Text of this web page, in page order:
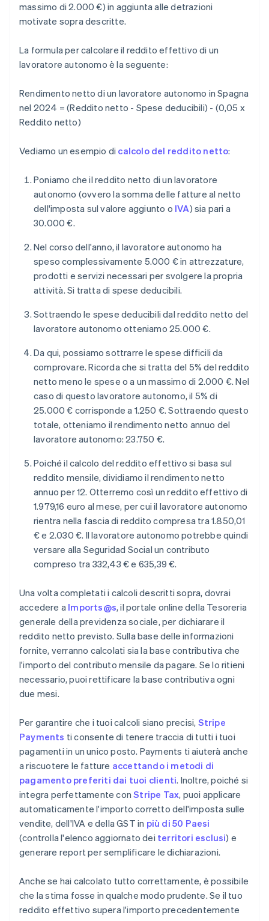
massimo di 2.000 €) in aggiunta alle detrazioni
motivate sopra descritte.
La formula per calcolare il reddito effettivo di un
lavoratore autonomo è la seguente:
Rendimento netto di un lavoratore autonomo in Spagna
nel 2024 = (Reddito netto - Spese deducibili) - (0,05 x
Reddito netto)
Vediamo un esempio di calcolo del reddito netto:
Poniamo che il reddito netto di un lavoratore
autonomo (ovvero la somma delle fatture al netto
dell'imposta sul valore aggiunto o IVA) sia pari a
30.000 €.
Nel corso dell'anno, il lavoratore autonomo ha
speso complessivamente 5.000 € in attrezzature,
prodotti e servizi necessari per svolgere la propria
attività. Si tratta di spese deducibili.
Sottraendo le spese deducibili dal reddito netto del
lavoratore autonomo otteniamo 25.000 €.
Da qui, possiamo sottrarre le spese difficili da
comprovare. Ricorda che si tratta del 5% del reddito
netto meno le spese o a un massimo di 2.000 €. Nel
caso di questo lavoratore autonomo, il 5% di
25.000 € corrisponde a 1.250 €. Sottraendo questo
totale, otteniamo il rendimento netto annuo del
lavoratore autonomo: 23.750 €.
Poiché il calcolo del reddito effettivo si basa sul
reddito mensile, dividiamo il rendimento netto
annuo per 12. Otterremo così un reddito effettivo di
1.979,16 euro al mese, per cui il lavoratore autonomo
rientra nella fascia di reddito compresa tra 1.850,01
€ e 2.030 €. Il lavoratore autonomo potrebbe quindi
versare alla Seguridad Social un contributo
compreso tra 332,43 € e 635,39 €.
Una volta completati i calcoli descritti sopra, dovrai
accedere a Imports@s, il portale online della Tesoreria
generale della previdenza sociale, per dichiarare il
reddito netto previsto. Sulla base delle informazioni
fornite, verranno calcolati sia la base contributiva che
l'importo del contributo mensile da pagare. Se lo ritieni
necessario, puoi rettificare la base contributiva ogni
due mesi.
Per garantire che i tuoi calcoli siano precisi, Stripe
Payments ti consente di tenere traccia di tutti i tuoi
pagamenti in un unico posto. Payments ti aiuterà anche
a riscuotere le fatture accettando i metodi di
pagamento preferiti dai tuoi clienti. Inoltre, poiché si
integra perfettamente conStripe Tax, puoi applicare
automaticamente l'importo corretto dell'imposta sulle
vendite, dell'IVA e della GST in più di 50 Paesi
(controlla l'elenco aggiornato dei territori esclusi) e
generare report per semplificare le dichiarazioni.
Anche se hai calcolato tutto correttamente, è possibile
che la stima fosse in qualche modo prudente. Se il tuo
reddito effettivo supera l'importo precedentemente